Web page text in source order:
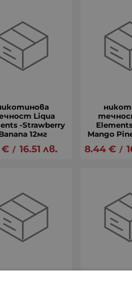
Liqua
-Strawberry
12мг
€ / 16.51 лв.
Mango
8.44 € /